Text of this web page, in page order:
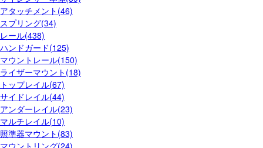
アタッチメント(46)
スプリング(34)
レール(438)
ハンドガード(125)
マウントレール(150)
ライザーマウント(18)
トップレイル(67)
サイドレイル(44)
アンダーレイル(23)
マルチレイル(10)
照準器マウント(83)
マウントリング(24)